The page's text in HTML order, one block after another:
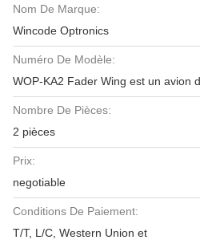
Nom De Marque:
Wincode Optronics
Numéro De Modèle:
WOP-KA2 Fader Wing est un avion
Nombre De Pièces:
2 pièces
Prix:
negotiable
Conditions De Paiement:
T/T, L/C, Western Union et